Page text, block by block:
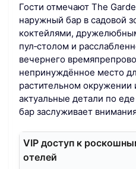
Гости отмечают The
наружный бар в садовой
коктейлями,
пул‑столом и
вечернего
непринуждённое место
растительном окружении
актуальные детали по
бар заслуживает
VIP доступ к
отелей